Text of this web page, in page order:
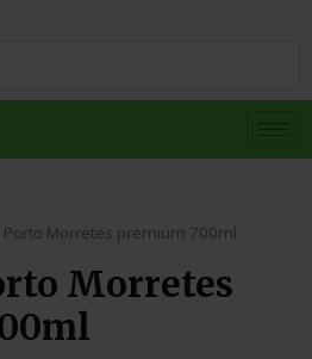
Porto Morretes premium 700ml
Morretes